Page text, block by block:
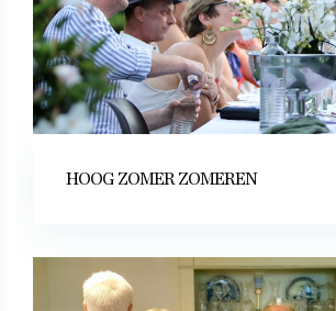
HOOG ZOMER ZOMEREN